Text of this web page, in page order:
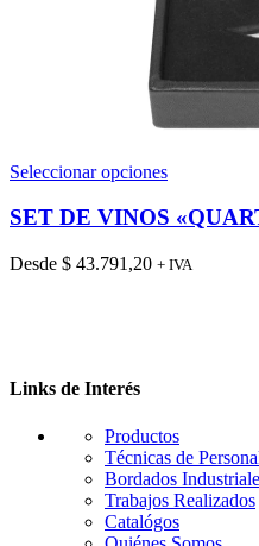
Seleccionar opcionesEste
tiene
múltiples
variantes.
de
producto
SET DE VINOS
Desde $ 43.791,20 + IVA
Links de Interés
Productos
Técnicas de
Bordados
Trabajos Realizados
Catalógos